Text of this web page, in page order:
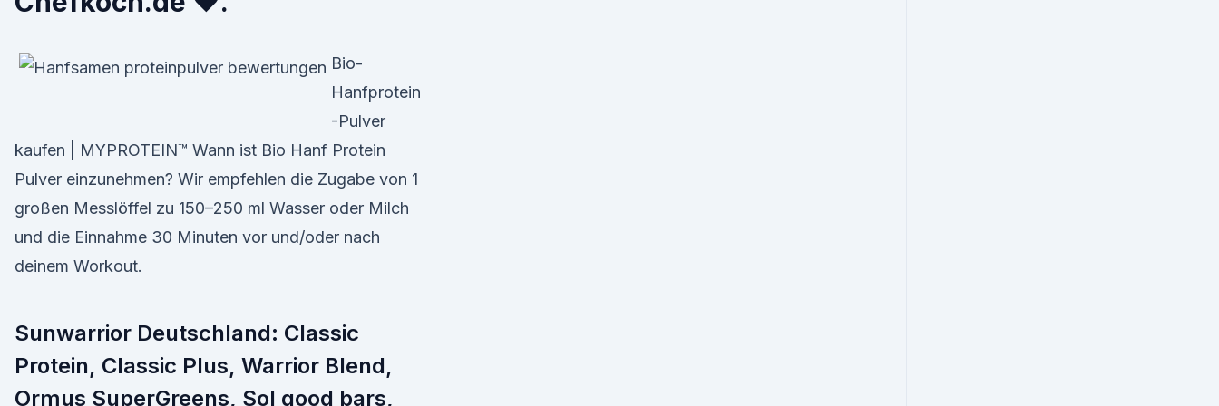
Bio-
Hanfprotein
-Pulver
kaufen | MYPROTEIN™ Wann ist Bio Hanf Protein
Pulver einzunehmen? Wir empfehlen die Zugabe von 1
großen Messlöffel zu 150–250 ml Wasser oder Milch
und die Einnahme 30 Minuten vor und/oder nach
deinem Workout.
Sunwarrior Deutschland: Classic
Protein, Classic Plus, Warrior Blend,
Ormus SuperGreens, Sol good bars,